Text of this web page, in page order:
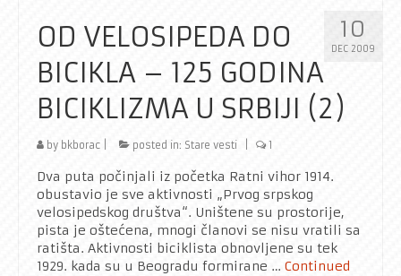
10
DEC 2009
OD VELOSIPEDA DO
BICIKLA – 125 GODINA
BICIKLIZMA U SRBIJI (2)
by bkborac posted in: Stare vesti 1
Dva puta počinjali iz početka Ratni vihor 1914.
obustavio je sve aktivnosti „Prvog srpskog
velosipedskog društva“. Uništene su prostorije,
pista je oštećena, mnogi članovi se nisu vratili sa
ratišta. Aktivnosti biciklista obnovljene su tek
1929. kada su u Beogradu formirane … Continued